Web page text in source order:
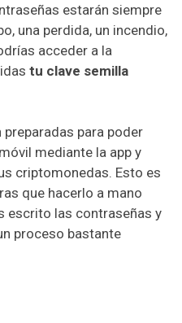
estarán siempre
una perdida, un incendio,
acceder a la
tu clave semilla
para poder
mediante la app y
criptomonedas. Esto es
que hacerlo a mano
escrito las contraseñas y
proceso bastante